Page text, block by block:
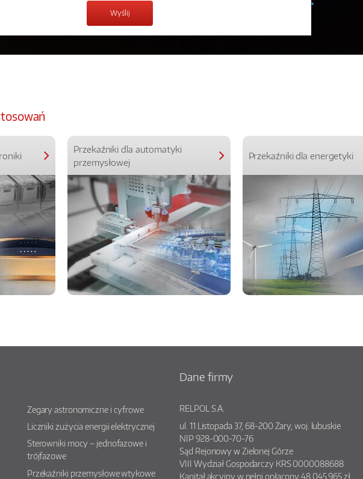
Przekaźniki dla automatyki
przemysłowej
Przekaźniki dla energetyki
Zegary astronomiczne i cyfrowe
Liczniki zużycia energii elektrycznej
Sterowniki mocy – jednofazowe i
trójfazowe
Przekaźniki przemysłowe wtykowe
Dane firmy
RELPOL S.A.
ul. 11 Listopada 37,68-200Żary, woj. lubuskie
NIP 928-000-70-76
Sąd Rejonowy w Zielonej Górze
VIII Wydział Gospodarczy KRS 0000088688
Kapitał akcyjny w pełni opłacony 48.045.965 zł